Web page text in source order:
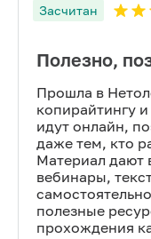
Засчитан
Полезно,
Прошла в
копирайтингу
идут онлайн,
даже тем, кто
Материал дают
вебинары,
полезные
прохождения